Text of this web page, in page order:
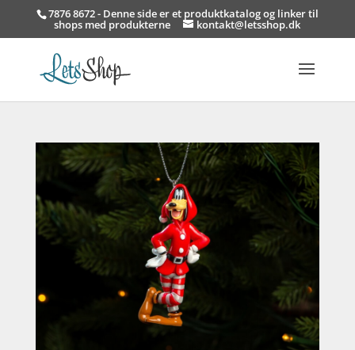
7876 8672 - Denne side er et produktkatalog og linker til
shops med produkterne kontakt@letsshop.dk